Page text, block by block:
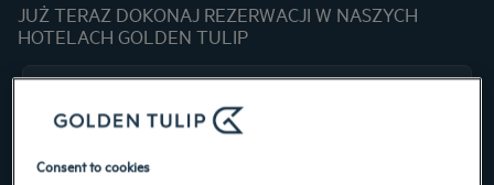
JUŻ TERAZ DOKONAJ REZERWACJI W NASZYCH
HOTELACH GOLDEN TULIP
Consent to cookies